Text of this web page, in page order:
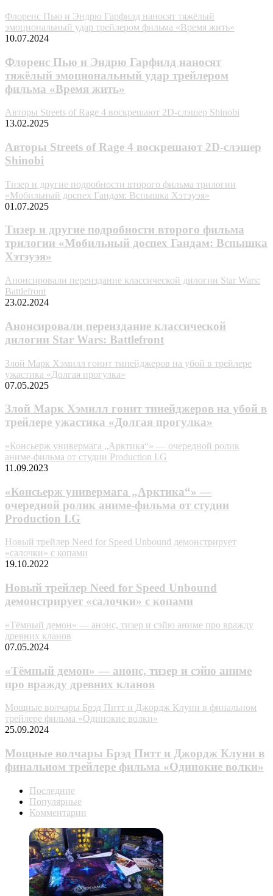
Флоренс Пью и Эндрю Гарфилд наносят тяжёлый
эмоциональный удар трейлером фильма «Время жить»
10.07.2024
Флоренс Пью и Эндрю Гарфилд наносят
тяжёлый эмоциональный удар трейлером
фильма «Время жить»
Авторы Streets of Rage 4 воскрешают 2D-слэшер Shinobi
13.02.2025
Авторы Streets of Rage 4 воскрешают 2D-слэшер
Shinobi
Тизер и другие подробности второго фильма трилогии
«Мобильный доспех Гандам: Вспышка Хэтэуэя»
01.07.2025
Тизер и другие подробности второго фильма
трилогии «Мобильный доспех Гандам: Вспышка
Хэтэуэя»
Анонсировали переиздание классической дилогии Star Wars:
Battlefront
23.02.2024
Анонсировали переиздание классической
дилогии Star Wars: Battlefront
Злой Марк Хэмилл гонит тинейджеров на убой в трейлере
ужастика «Долгая прогулка»
07.05.2025
Злой Марк Хэмилл гонит тинейджеров на убой в
трейлере ужастика «Долгая прогулка»
«Консьерж универмага „Арктика“» — очередной ролик
аниме-фильма от студии Production I.G
11.09.2023
«Консьерж универмага „Арктика“» —
очередной ролик аниме-фильма от студии
Production I.G
Новый трейлер Need for Speed Unbound демонстрирует
«салочки» с копами
19.10.2022
Новый трейлер Need for Speed Unbound
демонстрирует «салочки» с копами
«Тёмный демон» — анонс, тизер и сэйю аниме про вражду
древних кланов
07.05.2024
«Тёмный демон» — анонс, тизер и сэйю аниме
про вражду древних кланов
Мощные волчары Брэд Питт и Джордж Клуни в финальном
трейлере фильма «Одинокие волки»
25.09.2024
Мощные волчары Брэд Питт и Джордж Клуни в
финальном трейлере фильма «Одинокие волки»
Последние
Популярные
Комментарии